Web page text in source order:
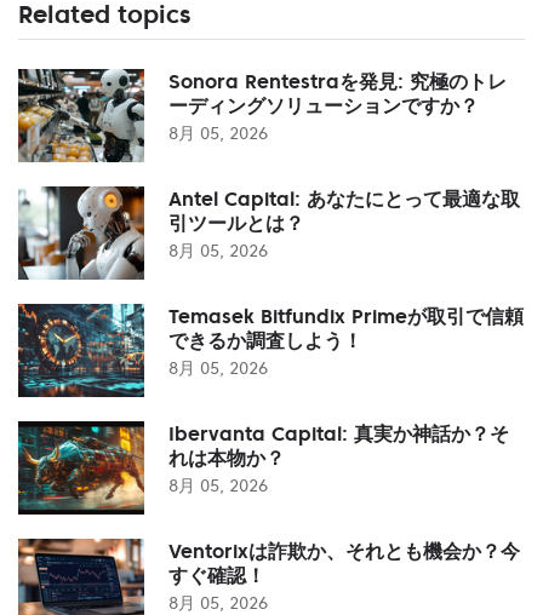
Related topics
Sonora Rentestraを発見: 究極のトレ
ーディングソリューションですか？
8月 05, 2026
Antel Capital: あなたにとって最適な取
引ツールとは？
8月 05, 2026
Temasek Bitfundix Primeが取引で信頼
できるか調査しよう！
8月 05, 2026
Ibervanta Capital: 真実か神話か？そ
れは本物か？
8月 05, 2026
Ventorixは詐欺か、それとも機会か？今
すぐ確認！
8月 05, 2026